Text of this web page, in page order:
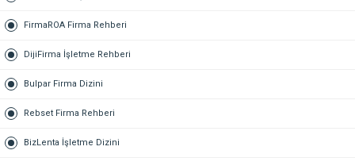
FirmaROA Firma Rehberi
DijiFirma İşletme Rehberi
Bulpar Firma Dizini
Rebset Firma Rehberi
BizLenta İşletme Dizini